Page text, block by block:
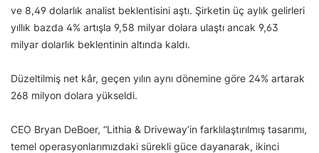
ve 8,49 dolarlık analist beklentisini aştı. Şirketin üç aylık gelirleri
yıllık bazda 4% artışla 9,58 milyar dolara ulaştı ancak 9,63
milyar dolarlık beklentinin altında kaldı.
Düzeltilmiş net kâr, geçen yılın aynı dönemine göre 24% artarak
268 milyon dolara yükseldi.
CEO Bryan DeBoer, “Lithia & Driveway’in farklılaştırılmış tasarımı,
temel operasyonlarımızdaki sürekli güce dayanarak, ikinci